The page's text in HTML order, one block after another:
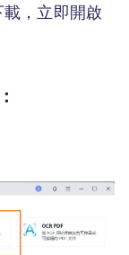
，立即開啟